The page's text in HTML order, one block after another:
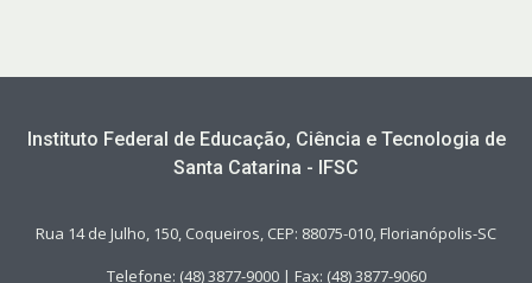
Instituto Federal de Educação, Ciência e Tecnologia de
Santa Catarina - IFSC
Rua 14 de Julho, 150, Coqueiros, CEP: 88075-010, Florianópolis-SC
Telefone: (48) 3877-9000 | Fax: (48) 3877-9060